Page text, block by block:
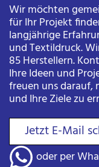
Wir möchten
für Ihr Projekt
langjährige
und Textildruck.
85 Herstellern.
Ihre Ideen und
freuen uns darauf,
und Ihre Ziele zu
Jetzt E-Mail
oder per